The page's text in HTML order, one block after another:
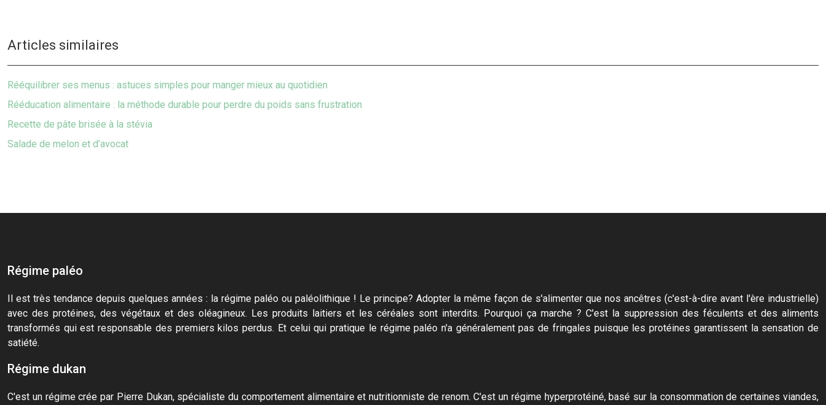
Articles similaires
Rééquilibrer ses menus : astuces simples pour manger mieux au quotidien
Rééducation alimentaire : la méthode durable pour perdre du poids sans frustration
Recette de pâte brisée à la stévia
Salade de melon et d’avocat
Régime paléo
Il est très tendance depuis quelques années : la régime paléo ou paléolithique ! Le principe? Adopter la même façon de s'alimenter que nos ancêtres (c'est-à-dire avant l'ère industrielle)
avec des protéines, des végétaux et des oléagineux. Les produits laitiers et les céréales sont interdits. Pourquoi ça marche ? C'est la suppression des féculents et des aliments
transformés qui est responsable des premiers kilos perdus. Et celui qui pratique le régime paléo n'a généralement pas de fringales puisque les protéines garantissent la sensation de
satiété.
Régime dukan
C'est un régime crée par Pierre Dukan, spécialiste du comportement alimentaire et nutritionniste de renom. C'est un régime hyperprotéiné, basé sur la consommation de certaines viandes,